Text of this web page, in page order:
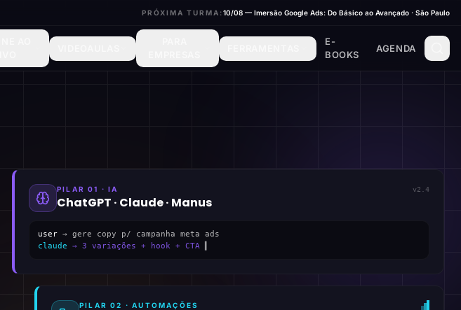
PRÓXIMA TURMA:10/08 — Imersão Google Ads: Do Básico ao Avançado · São Paulo
E-
BOOKS
AGENDA
PILAR 01 · IA
ChatGPT · Claude · Manus
v2.4
user → gere copy p/ campanha meta ads
claude → 3 variações + hook + CTA
PILAR 02 · AUTOMAÇÕES